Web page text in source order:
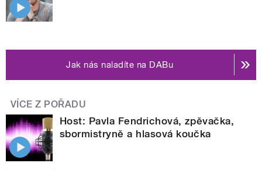
Jak nás naladíte na DABu
VÍCE Z POŘADU
Host: Pavla Fendrichová, zpěvačka,
sbormistryně a hlasová koučka